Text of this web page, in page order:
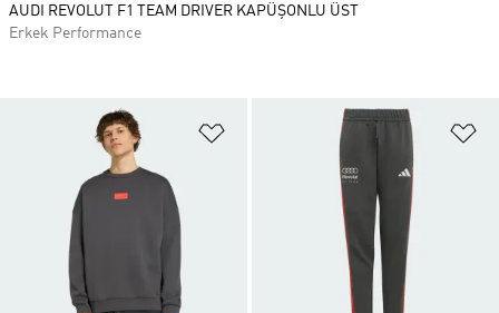
Favori Listesine Ekle
AUDI REVOLUT F1 TEAM DRIVER KAPÜŞONLU ÜST
Erkek Performance